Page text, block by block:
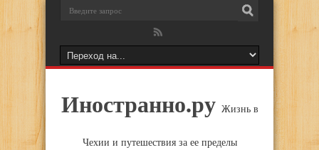
Иностранно.ру Жизнь в
Чехии и путешествия за ее пределы